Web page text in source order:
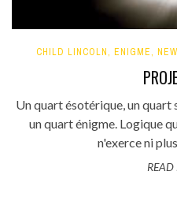
CHILD LINCOLN, ENIGME,
Un quart ésotérique, un
un quart énigme. Logique
n'exerce ni
READ